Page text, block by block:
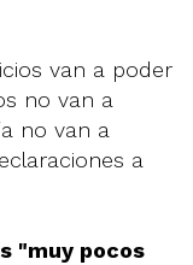
van a poder
no van a
no van a
a
"muy pocos